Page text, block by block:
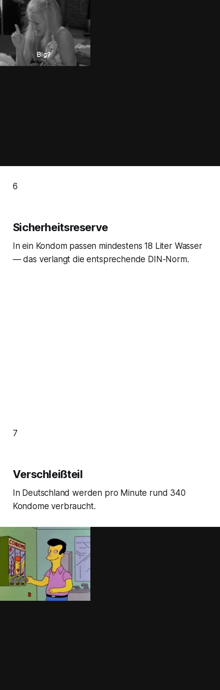
6
Sicherheitsreserve
In ein Kondom passen mindestens 18 Liter Wasser
— das verlangt die entsprechende DIN-Norm.
7
Verschleißteil
In Deutschland werden pro Minute rund 340
Kondome verbraucht.